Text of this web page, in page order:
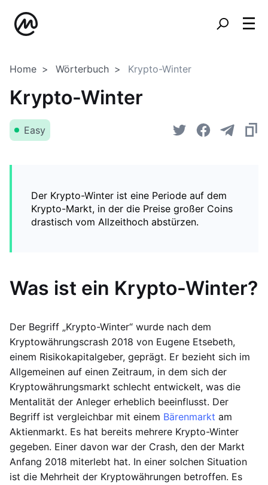
Home Wörterbuch Krypto-Winter
Krypto-Winter
Easy
Der Krypto-Winter ist eine Periode auf dem
Krypto-Markt, in der die Preise großer Coins
drastisch vom Allzeithoch abstürzen.
Was ist ein Krypto-Winter?
Der Begriff „Krypto-Winter“ wurde nach dem
Kryptowährungscrash 2018 von Eugene Etsebeth,
einem Risikokapitalgeber, geprägt. Er bezieht sich im
Allgemeinen auf einen Zeitraum, in dem sich der
Kryptowährungsmarkt schlecht entwickelt, was die
Mentalität der Anleger erheblich beeinflusst. Der
Begriff ist vergleichbar mit einem Bärenmarkt am
Aktienmarkt. Es hat bereits mehrere Krypto-Winter
gegeben. Einer davon war der Crash, den der Markt
Anfang 2018 miterlebt hat. In einer solchen Situation
ist die Mehrheit der Kryptowährungen betroffen. Es